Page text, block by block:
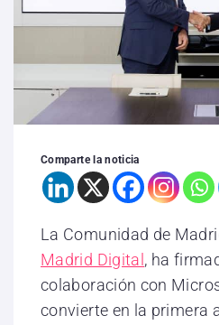
Comparte la noticia
La Comunidad de
Madrid Digital , ha
colaboración con
convierte en la primera